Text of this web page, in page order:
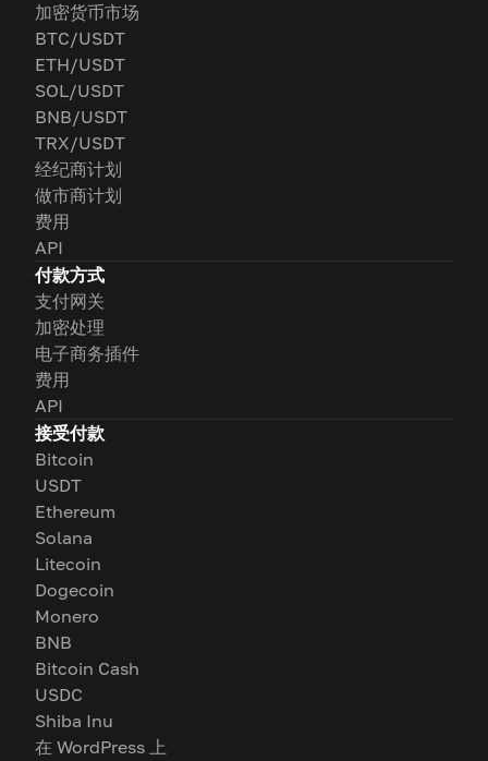
加密货币市场
BTC/USDT
ETH/USDT
SOL/USDT
BNB/USDT
TRX/USDT
经纪商计划
做市商计划
费用
API
付款方式
支付网关
加密处理
电子商务插件
费用
API
接受付款
Bitcoin
USDT
Ethereum
Solana
Litecoin
Dogecoin
Monero
BNB
Bitcoin Cash
USDC
Shiba Inu
在 WordPress 上